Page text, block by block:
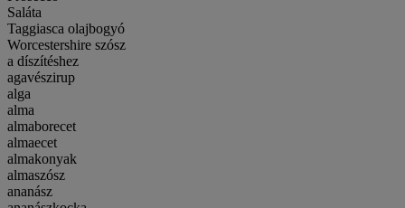
Saláta
Taggiasca olajbogyó
Worcestershire szósz
a díszítéshez
agavészirup
alga
alma
almaborecet
almaecet
almakonyak
almaszósz
ananász